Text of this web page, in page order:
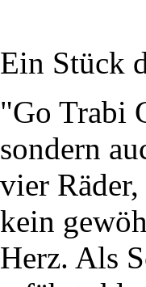
Ein Stück
"Go Trabi
sondern
vier
kein
Herz. Als